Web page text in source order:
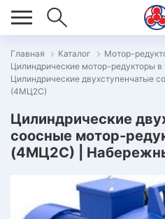
Главная Каталог
Мотор-
Цилиндрические двухступенчатые
(4МЦ2С)
Цилиндрические
соосные мотор-
(4МЦ2С) |